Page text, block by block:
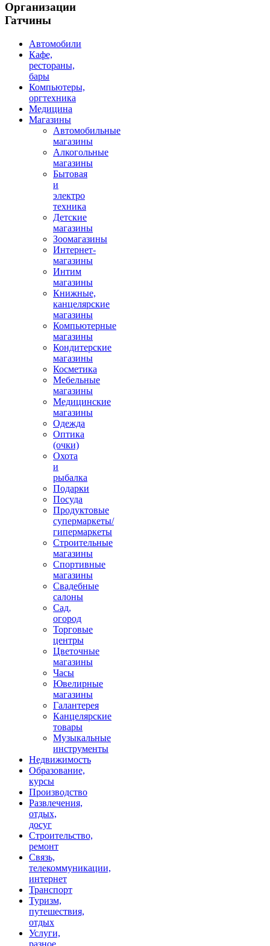
Организации
Гатчины
Автомобили
Кафе,
рестораны,
бары
Компьютеры,
оргтехника
Медицина
Магазины
Автомобильные
магазины
Алкогольные
магазины
Бытовая
и
электро
техника
Детские
магазины
Зоомагазины
Интернет-
магазины
Интим
магазины
Книжные,
канцелярские
магазины
Компьютерные
магазины
Кондитерские
магазины
Косметика
Мебельные
магазины
Медицинские
магазины
Одежда
Оптика
(очки)
Охота
и
рыбалка
Подарки
Посуда
Продуктовые
супермаркеты/
гипермаркеты
Строительные
магазины
Спортивные
магазины
Свадебные
салоны
Сад,
огород
Торговые
центры
Цветочные
магазины
Часы
Ювелирные
магазины
Галантерея
Канцелярские
товары
Музыкальные
инструменты
Недвижимость
Образование,
курсы
Производство
Развлечения,
отдых,
досуг
Строительство,
ремонт
Связь,
телекоммуникации,
интернет
Транспорт
Туризм,
путешествия,
отдых
Услуги,
разное